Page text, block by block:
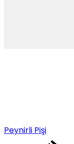
Peynirli Pişi